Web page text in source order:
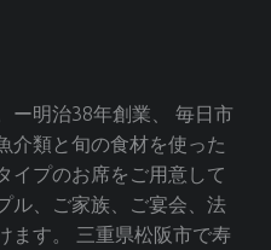
ー明治38年創業、 毎日市
介類と旬の食材を使った
イプのお席をご用意して
ル、ご家族、ご宴会、法
ます。 三重県松阪市で寿